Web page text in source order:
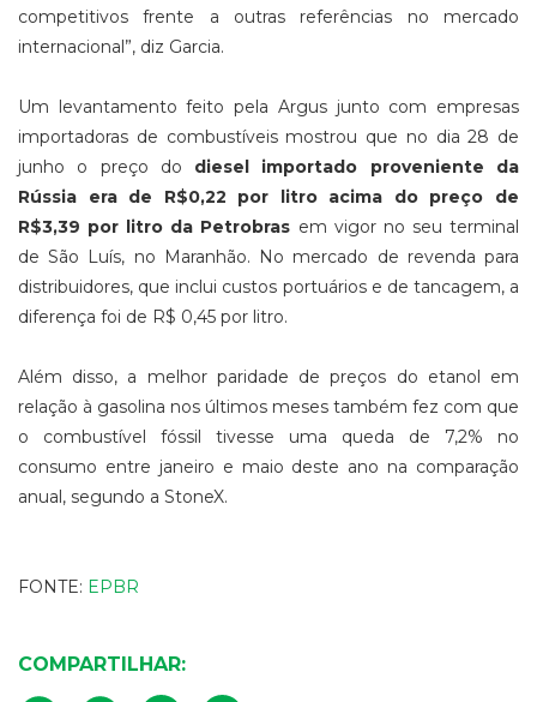
competitivos frente a outras referências no mercado
internacional”, diz Garcia.
Um levantamento feito pela Argus junto com empresas
importadoras de combustíveis mostrou que no dia 28 de
junho o preço do diesel importado proveniente da
Rússia era de R$0,22 por litro acima do preço de
R$3,39 por litro da Petrobras em vigor no seu terminal
de São Luís, no Maranhão. No mercado de revenda para
distribuidores, que inclui custos portuários e de tancagem, a
diferença foi de R$ 0,45 por litro.
Além disso, a melhor paridade de preços do etanol em
relação à gasolina nos últimos meses também fez com que
o combustível fóssil tivesse uma queda de 7,2% no
consumo entre janeiro e maio deste ano na comparação
anual, segundo a StoneX.
FONTE: EPBR
COMPARTILHAR: